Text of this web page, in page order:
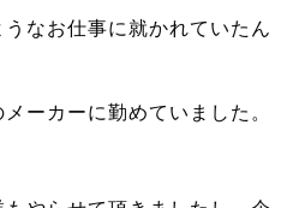
なお仕事に就かれていたん
ーカーに勤めていました。